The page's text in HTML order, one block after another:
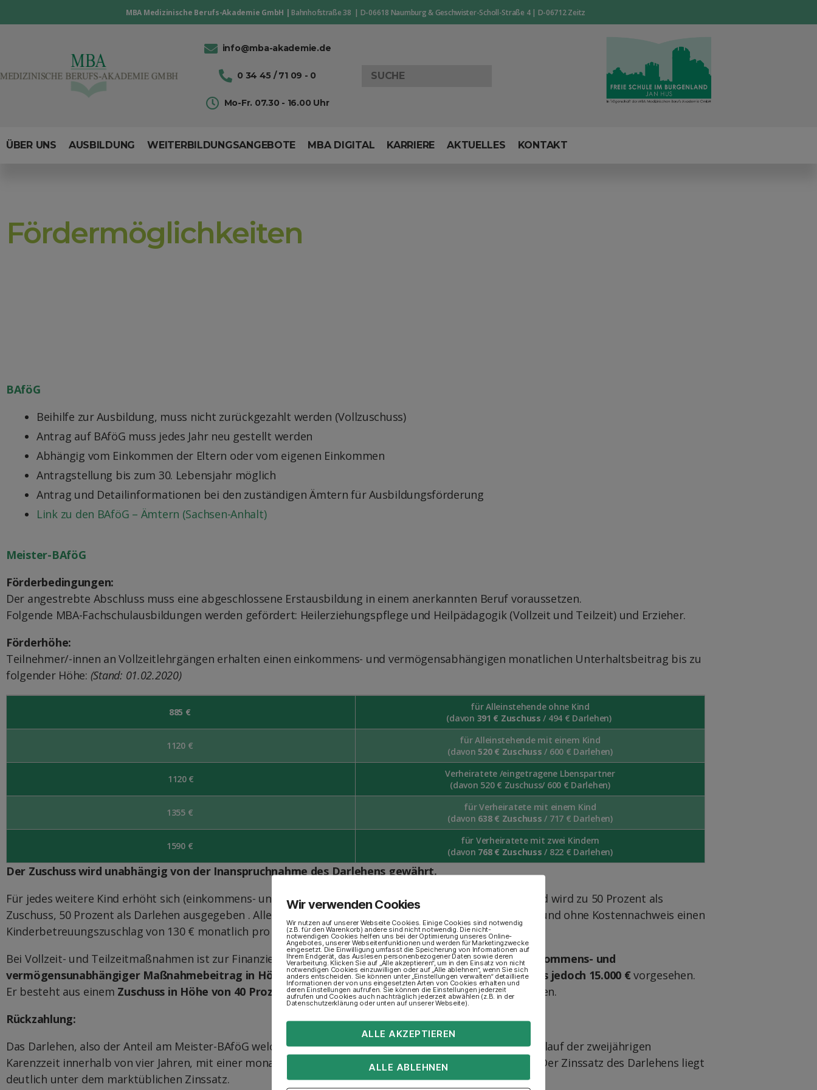
MBA Medizinische Berufs-Akademie GmbH |Bahnhofstraße 38 | D-06618 Naumburg & Geschwister-Scholl-Straße 4 | D-06712 Zeitz
info@mba-akademie.de
0 34 45 / 71 09 - 0
Mo-Fr. 07.30 - 16.00 Uhr
Search
for:
ÜBER UNS AUSBILDUNG WEITERBILDUNGSANGEBOTE MBA DIGITAL KARRIERE AKTUELLES KONTAKT
Fördermöglichkeiten
BAföG
Beihilfe zur Ausbildung, muss nicht zurückgezahlt werden (Vollzuschuss)
Antrag auf BAföG muss jedes Jahr neu gestellt werden
Abhängig vom Einkommen der Eltern oder vom eigenen Einkommen
Antragstellung bis zum 30. Lebensjahr möglich
Antrag und Detailinformationen bei den zuständigen Ämtern für Ausbildungsförderung
Link zu den BAföG – Ämtern (Sachsen-Anhalt)
Meister-BAföG
Förderbedingungen:
Der angestrebte Abschluss muss eine abgeschlossene Erstausbildung in einem anerkannten Beruf voraussetzen.
Folgende MBA-Fachschulausbildungen werden gefördert: Heilerziehungspflege und Heilpädagogik (Vollzeit und Teilzeit) und Erzieher.
Förderhöhe:
Teilnehmer/-innen an Vollzeitlehrgängen erhalten einen einkommens- und vermögensabhängigen monatlichen Unterhaltsbeitrag bis zu
folgender Höhe: (Stand: 01.02.2020)
885 €
für Alleinstehende ohne Kind
(davon 391 € Zuschuss / 494 € Darlehen)
1120 €
für Alleinstehende mit einem Kind
(davon520 € Zuschuss / 600 € Darlehen)
1120 €
Verheiratete /eingetragene Lbenspartner
(davon 520 € Zuschuss/ 600 € Darlehen)
1355 €
für Verheiratete mit einem Kind
(davon 638 € Zuschuss / 717 € Darlehen)
1590 €
für Verheiratete mit zwei Kindern
(davon 768 € Zuschuss / 822 € Darlehen)
Der Zuschuss wird unabhängig von der Inanspruchnahme des Darlehens gewährt.
Für jedes weitere Kind erhöht sich (einkommens- und vermögensunabhängig ) dieser Betrag um 235 € und wird zu 50 Prozent als
Zuschuss, 50 Prozent als Darlehen ausgegeben . Alleinerziehende erhalten darüber hinaus pauschalisiert und ohne Kostennachweis einen
Kinderbetreuungszuschlag von 130 € monatlich pro Kind.
Bei Vollzeit- und Teilzeitmaßnahmen ist zur Finanzierung der Lehrgangs- und Prüfungsgebühren eineinkommens- und
vermögensunabhängiger Maßnahmebeitrag in Höhe der tatsächlich anfallenden Gebühren, höchstens jedoch 15.000 € vorgesehen.
Er besteht aus einem Zuschuss in Höhe von 40 Prozentim Übrigen aus einem zinsgünstigen Bankdarlehen.
Rückzahlung:
Das Darlehen, also der Anteil am Meister-BAföG welcher nicht als Zuschuss gewährt wurde, muss nach Ablauf der zweijährigen
Karenzzeit innerhalb von vier Jahren, mit einer monatlichen Mindestrate von 128 EUR abbezahlt werden. Der Zinssatz des Darlehens liegt
deutlich unter dem marktüblichen Zinssatz.
Wir verwenden Cookies
Wir nutzen auf unserer Webseite Cookies. Einige Cookies sind notwendig
(z.B. für den Warenkorb) andere sind nicht notwendig. Die nicht-
notwendigen Cookies helfen uns bei der Optimierung unseres Online-
Angebotes, unserer Webseitenfunktionen und werden für Marketingzwecke
eingesetzt. Die Einwilligung umfasst die Speicherung von Informationen auf
Ihrem Endgerät, das Auslesen personenbezogener Daten sowie deren
Verarbeitung. Klicken Sie auf „Alle akzeptieren“, um in den Einsatz von nicht
notwendigen Cookies einzuwilligen oder auf „Alle ablehnen“, wenn Sie sich
anders entscheiden. Sie können unter „Einstellungen verwalten“ detaillierte
Informationen der von uns eingesetzten Arten von Cookies erhalten und
deren Einstellungen aufrufen. Sie können die Einstellungen jederzeit
aufrufen und Cookies auch nachträglich jederzeit abwählen (z.B. in der
Datenschutzerklärung oder unten auf unserer Webseite).
ALLE AKZEPTIEREN
ALLE ABLEHNEN